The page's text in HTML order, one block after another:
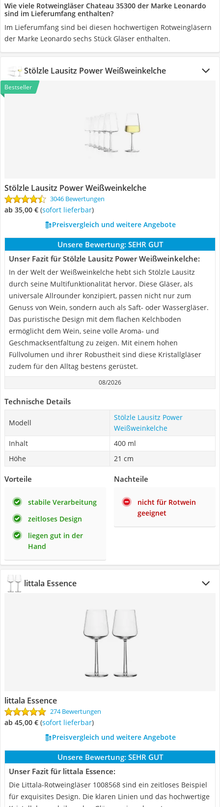
Wie viele Rotweingläser Chateau 35300 der Marke Leonardo
sind im Lieferumfang enthalten?
Im Lieferumfang sind bei diesen hochwertigen Rotweingläsern
der Marke Leonardo sechs Stück Gläser enthalten.
Stölzle Lausitz Power Weißweinkelche
Bestseller
Stölzle Lausitz Power Weißweinkelche
3046 Bewertungen
ab 35,00 € ( Sofort lieferbar)
Preisvergleich und weitere Angebote
Unsere Bewertung: SEHR GUT
Unser Fazit für Stölzle Lausitz Power Weißweinkelche:
In der Welt der Weißweinkelche hebt sich Stölzle Lausitz
durch seine Multifunktionalität hervor. Diese Gläser, als
universale Allrounder konzipiert, passen nicht nur zum
Genuss von Wein, sondern auch als Saft- oder Wassergläser.
Das puristische Design mit dem flachen Kelchboden
ermöglicht dem Wein, seine volle Aroma- und
Geschmacksentfaltung zu zeigen. Mit einem hohen
Füllvolumen und ihrer Robustheit sind diese Kristallgläser
zudem für den Alltag bestens gerüstet.
08/2026
Technische Details
Modell
Stölzle Lausitz Power
Weißweinkelche
Inhalt
400 ml
Höhe
21 cm
Vorteile
stabile Verarbeitung
zeitloses Design
liegen gut in der
Hand
Nachteile
nicht für Rotwein
geeignet
littala Essence
littala Essence
274 Bewertungen
ab 45,00 € ( Sofort lieferbar)
Preisvergleich und weitere Angebote
Unsere Bewertung: SEHR GUT
Unser Fazit für littala Essence:
Die Littala-Rotweingläser 1008568 sind ein zeitloses Beispiel
für exquisites Design. Die klaren Linien und das hochwertige